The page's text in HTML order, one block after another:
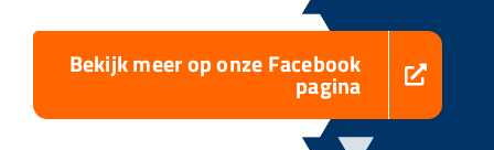
Bekijk meer op onze Facebook
pagina